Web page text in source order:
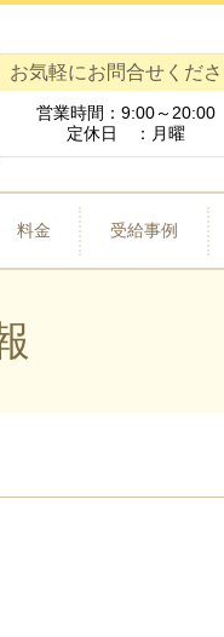
お気軽にお問合せくだ
営業時間：9:00～20:00
定休日 ：月曜
料金 受給事例